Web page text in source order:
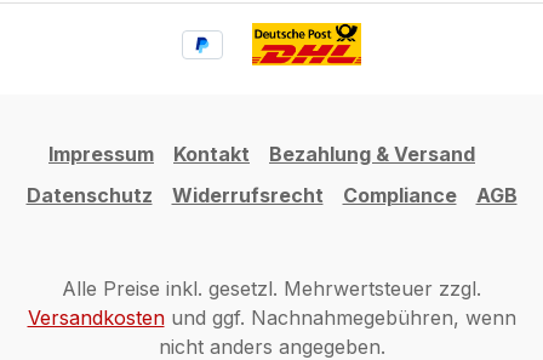
Impressum Kontakt
Bezahlung & Versand
Datenschutz
Widerrufsrecht Compliance AGB
Alle Preise inkl. gesetzl. Mehrwertsteuer zzgl.
Versandkostenund ggf. Nachnahmegebühren, wenn
nicht anders angegeben.